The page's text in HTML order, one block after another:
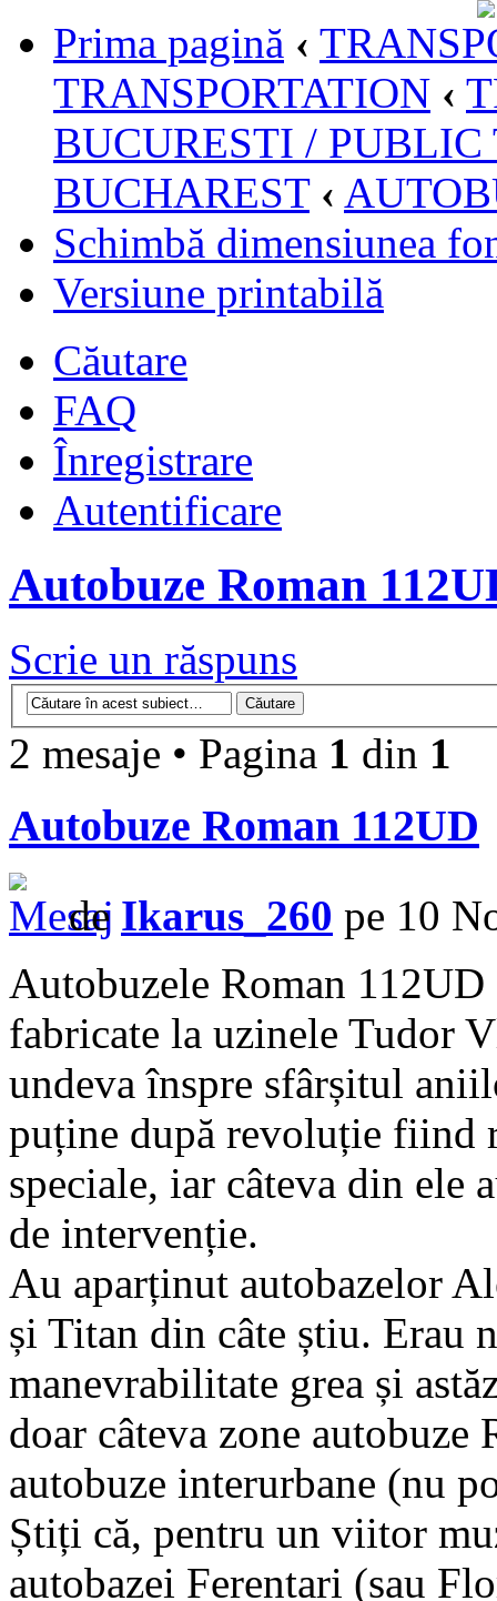
Prima pagină ‹
TRANSPORTATION ‹
BUCURESTI /
BUCHAREST ‹
Schimbă dimensiunea
Versiune printabilă
Căutare
FAQ
Înregistrare
Autentificare
Autobuze Roman
Scrie un răspuns
2 mesaje • Pagina 1 din 1
Autobuze Roman 112UD
de Ikarus_260 pe 10
Autobuzele Roman
fabricate la uzinele Tudor
undeva înspre sfârșitul
puține după revoluție fiind
speciale, iar câteva din ele
de intervenție.
Au aparținut autobazelor
și Titan din câte știu. Erau
manevrabilitate grea și
doar câteva zone
autobuze interurbane (nu
Știți că, pentru un viitor
autobazei Ferentari (sau